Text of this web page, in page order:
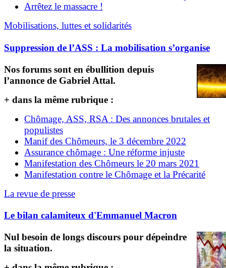
Arrêtez le massacre !
Mobilisations, luttes et solidarités
Suppression de l’ASS : La mobilisation s’organise
Nos forums sont en ébullition depuis
l’annonce de Gabriel Attal.
+ dans la même rubrique :
Chômage, ASS, RSA : Des annonces brutales et
populistes
Manif des Chômeurs, le 3 décembre 2022
Assurance chômage : Une réforme injuste
Manifestation des Chômeurs le 20 mars 2021
Manifestation contre le Chômage et la Précarité
La revue de presse
Le bilan calamiteux d'Emmanuel Macron
Nul besoin de longs discours pour dépeindre
la situation.